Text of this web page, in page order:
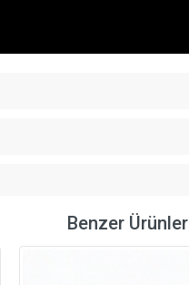
Benzer Ürünler